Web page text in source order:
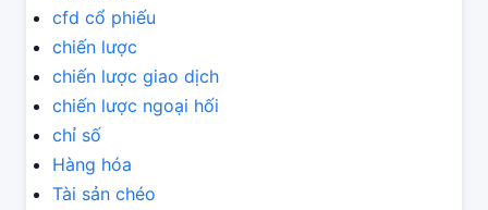
cfd cổ phiếu
chiến lược
chiến lược giao dịch
chiến lược ngoại hối
chỉ số
Hàng hóa
Tài sản chéo